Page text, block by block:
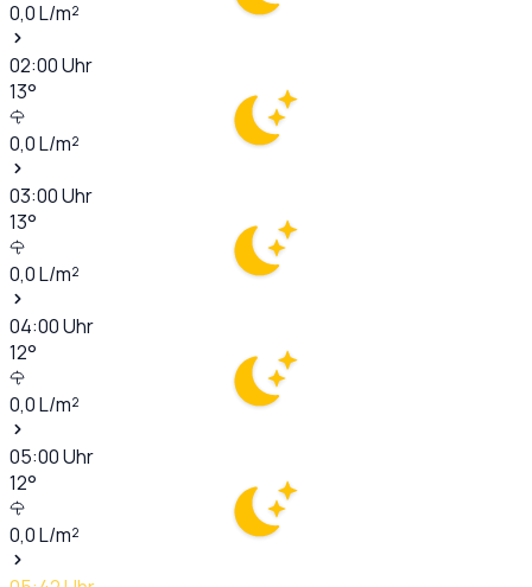
0,0L/m²
02:00Uhr
13°
0,0L/m²
03:00Uhr
13°
0,0L/m²
04:00Uhr
12°
0,0L/m²
05:00Uhr
12°
0,0L/m²